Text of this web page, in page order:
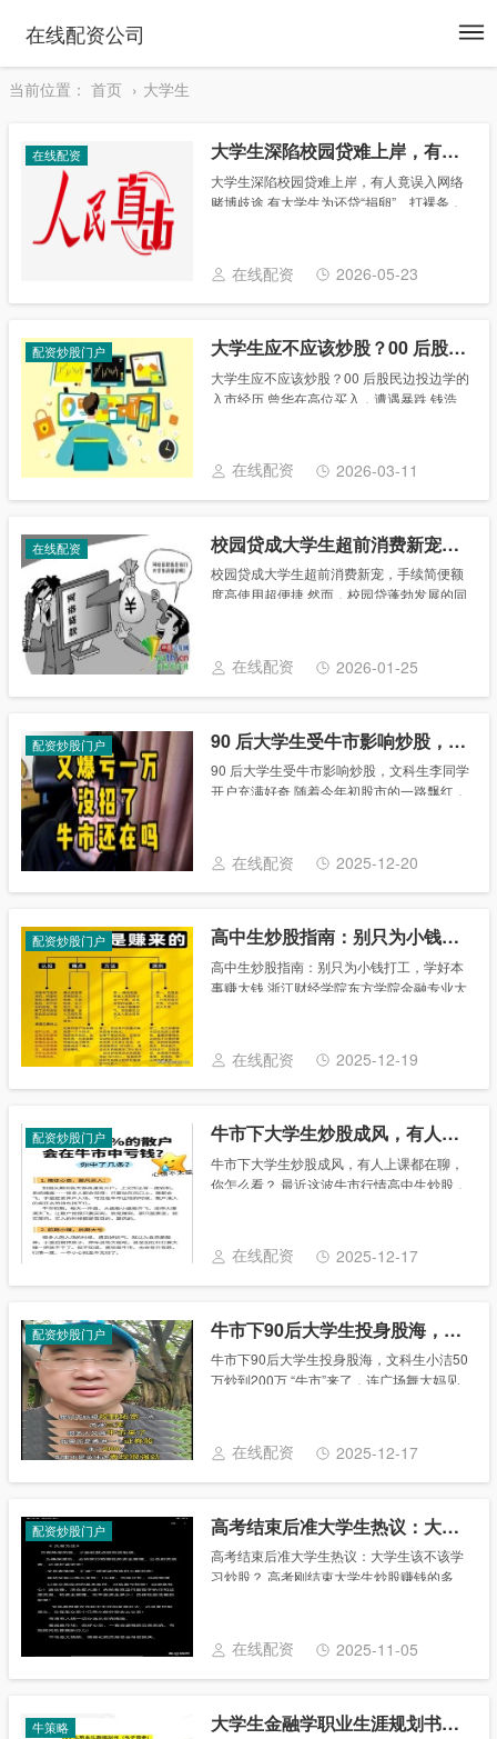
在线配资公司
当前位置： 首页 大学生
在线配资 大学生深陷校园贷难上岸，有人竟误入网络赌博歧途
大学生深陷校园贷难上岸，有人竟误入网络
赌博歧途 有大学生为还贷“捐卵”、打裸条，
加入放贷团伙，成为帮凶，走上违法之
路……......
在线配资 2026-05-23
配资炒股门户 大学生应不应该炒股？00 后股民边投边学的入市经历
大学生应不应该炒股？00 后股民边投边学的
入市经历 曾华在高位买入，遭遇暴跌 钱浩
民摩拳擦掌，新股民“跑步入场......
在线配资 2026-03-11
在线配资 校园贷成大学生超前消费新宠，手续简便额度高使用超便捷
校园贷成大学生超前消费新宠，手续简便额
度高使用超便捷 然而，校园贷蓬勃发展的同
园信贷平台避免了金额不足的尴尬，提前穿
上......
在线配资 2026-01-25
配资炒股门户 90 后大学生受牛市影响炒股，文科生李同学开户充满好奇
90 后大学生受牛市影响炒股，文科生李同学
开户充满好奇 随着今年初股市的一路飘红，
试，尝试炒股。对此，江西财经大学的老师
表示......
在线配资 2025-12-20
配资炒股门户 高中生炒股指南：别只为小钱打工，学好本事赚大钱
高中生炒股指南：别只为小钱打工，学好本
事赚大钱 浙江财经学院东方学院金融专业大
许对大学生非常有帮助，尤其那些在股市里
“打拼”......
在线配资 2025-12-19
配资炒股门户 牛市下大学生炒股成风，有人上课都在聊，你怎么看？
牛市下大学生炒股成风，有人上课都在聊，
你怎么看？ 最近这波牛市行情高中生炒股，
乎一夜之间就多了项内容：看股市行情。社
交媒体的......
在线配资 2025-12-17
配资炒股门户 牛市下90后大学生投身股海，文科生小洁50万炒到200万
牛市下90后大学生投身股海，文科生小洁50
万炒到200万 “牛市”来了，连广场舞大妈见
着零花钱，迫不及待地投身股海。别以......
在线配资 2025-12-17
配资炒股门户 高考结束后准大学生热议：大学生该不该学习炒股？
高考结束后准大学生热议：大学生该不该学
习炒股？ 高考刚结束大学生炒股赚钱的多
业的基础上，投资学习与实践越早越好。
1、投资......
在线配资 2025-11-05
牛策略 大学生金融学职业生涯规划书范文：做好规划需从这几方面入手